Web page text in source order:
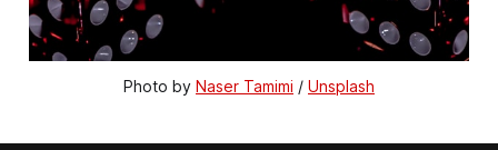
Photo by Naser Tamimi / Unsplash